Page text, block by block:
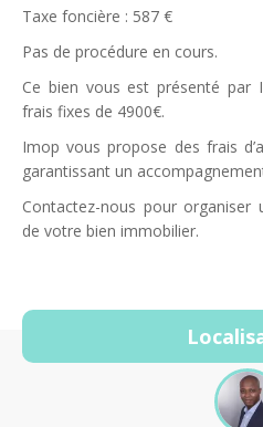
Taxe foncière : 587 €
Pas de procédure en cours.
Ce bien vous est présenté par
frais fixes de 4900€.
Imop vous propose des frais
garantissant un
Contactez-nous pour
de votre bien immobilier.